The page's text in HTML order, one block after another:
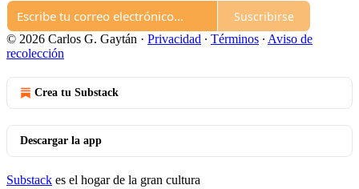
Suscribirse
© 2026 Carlos G. Gaytán · Privacidad ∙ Términos ∙ Aviso de
recolección
Crea tu Substack
Descargar la app
Substack es el hogar de la gran cultura